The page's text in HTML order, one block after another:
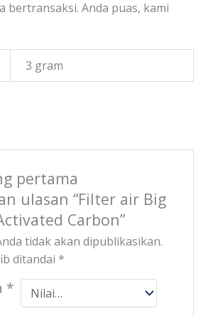
bertransaksi. Anda puas, kami
3 gram
pertama
ulasan “Filter air Big
Carbon”
tidak akan dipublikasikan.
ditandai *
*